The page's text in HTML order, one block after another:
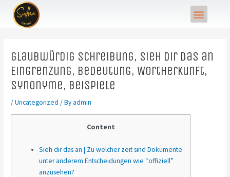
content
Menu
glaubwürdig Schreibung, Sieh dir das an
Eingrenzung, Bedeutung, Wortherkunft,
Synonyme, Beispiele
/Uncategorized / Byadmin
Content
Sieh dir das an | Zu welcher zeit sind Dokumente
unter anderem Entscheidungen wie “offiziell”
anzusehen?
Post
navigation